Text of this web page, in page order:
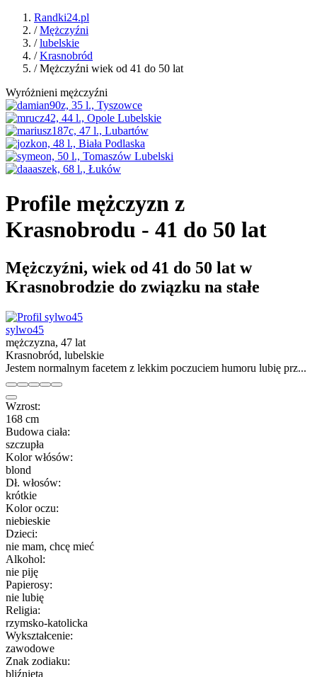
Randki24.pl
/Mężczyźni
/lubelskie
/Krasnobród
/ Mężczyźni wiek od 41 do 50 lat
Wyróżnieni mężczyźni
Profile mężczyzn z
Krasnobrodu - 41 do 50 lat
Mężczyźni, wiek od 41 do 50 lat w
Krasnobrodzie do związku na stałe
sylwo45
mężczyzna, 47 lat
Krasnobród, lubelskie
Jestem normalnym facetem z lekkim poczuciem humoru lubię prz...
Wzrost:
168 cm
Budowa ciała:
szczupła
Kolor włósów:
blond
Dł. włosów:
krótkie
Kolor oczu:
niebieskie
Dzieci:
nie mam, chcę mieć
Alkohol:
nie piję
Papierosy:
nie lubię
Religia:
rzymsko-katolicka
Wykształcenie:
zawodowe
Znak zodiaku:
bliźnięta